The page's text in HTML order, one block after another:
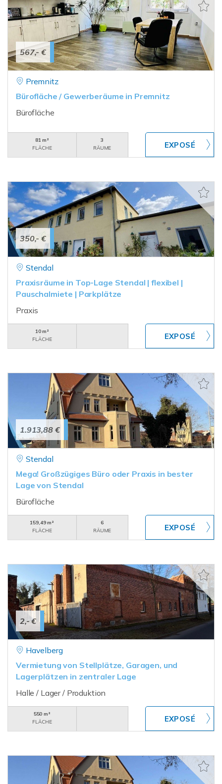
567,- €
Premnitz
Bürofläche / Gewerberäume in Premnitz
Bürofläche
81 m²
FLÄCHE
3
RÄUME
350,- €
Stendal
Praxisräume in Top-Lage Stendal | flexibel |
Pauschalmiete | Parkplätze
Praxis
10 m²
FLÄCHE
1.913,88 €
Stendal
Mega! Großzügiges Büro oder Praxis in bester
Lage von Stendal
Bürofläche
159,49 m²
FLÄCHE
6
RÄUME
2,- €
Havelberg
Vermietung von Stellplätze, Garagen, und
Lagerplätzen in zentraler Lage
Halle / Lager / Produktion
550 m²
FLÄCHE